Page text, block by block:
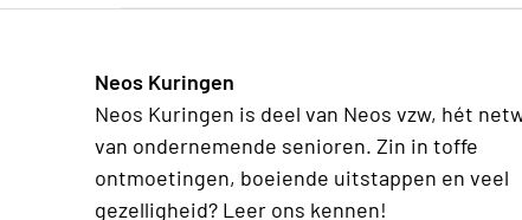
Neos Kuringen
Neos Kuringen is deel van Neos vzw, hét
van ondernemende senioren. Zin in toffe
ontmoetingen, boeiende uitstappen en veel
gezelligheid? Leer ons kennen!